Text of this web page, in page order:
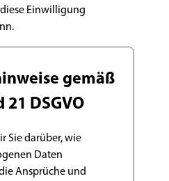
Einwilligung
gemäß
DSGVO
Sie darüber, wie
Daten
Ansprüche und